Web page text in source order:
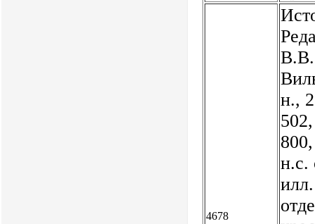
4678
В.В.
н.,
н.с.